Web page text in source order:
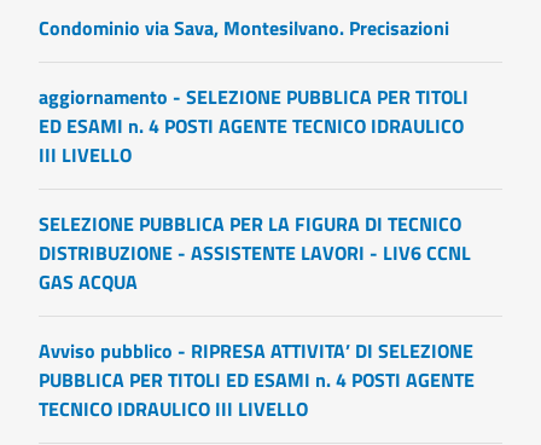
Condominio via Sava, Montesilvano. Precisazioni
aggiornamento - SELEZIONE PUBBLICA PER TITOLI
ED ESAMI n. 4 POSTI AGENTE TECNICO IDRAULICO
III LIVELLO
SELEZIONE PUBBLICA PER LA FIGURA DI TECNICO
DISTRIBUZIONE - ASSISTENTE LAVORI - LIV6 CCNL
GAS ACQUA
Avviso pubblico - RIPRESA ATTIVITA’ DI SELEZIONE
PUBBLICA PER TITOLI ED ESAMI n. 4 POSTI AGENTE
TECNICO IDRAULICO III LIVELLO